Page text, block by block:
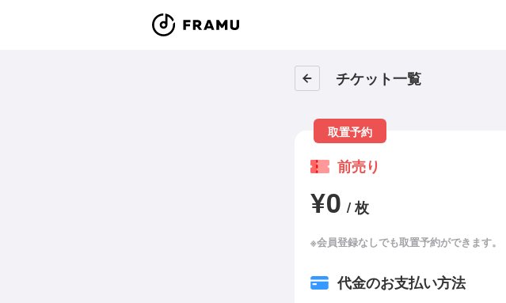
チケット一覧
取置予約
前売り
¥0 / 枚
※会員登録なしでも取置予約ができます。
代金のお支払い方法